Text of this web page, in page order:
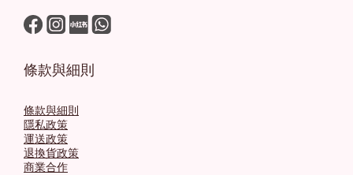
條款與細則
條款與細則
隱私政策
運送政策
退換貨政策
商業合作